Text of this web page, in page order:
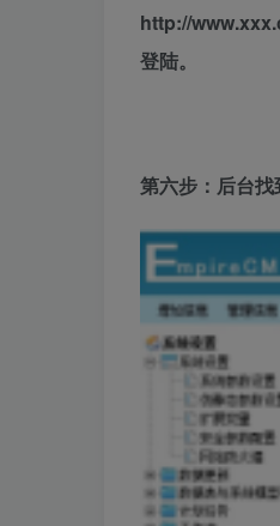
http://
登陆。
第六步：后台找